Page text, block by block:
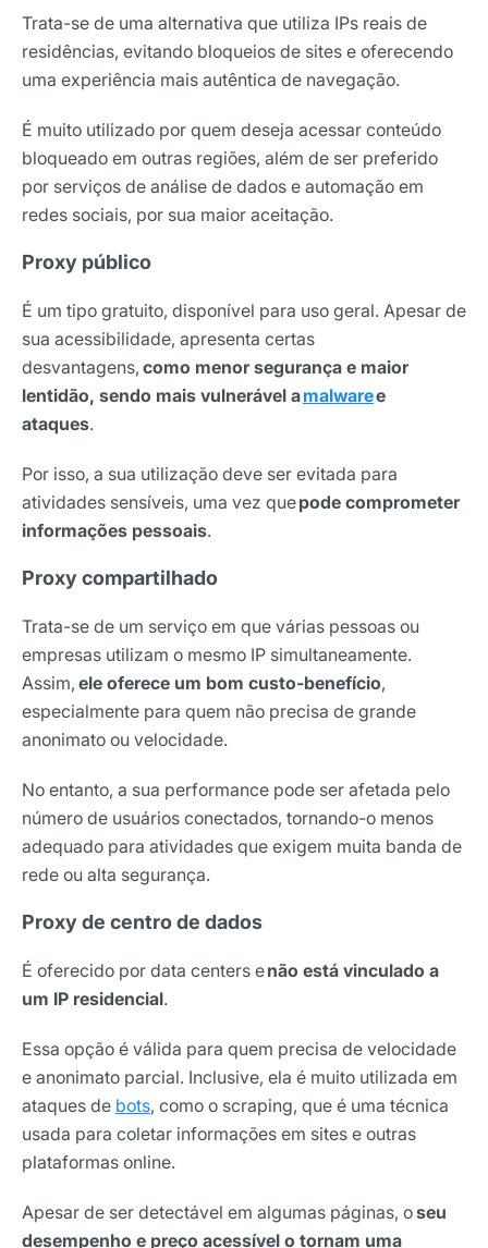
Trata-se de uma alternativa que utiliza IPs reais de
residências, evitando bloqueios de sites e oferecendo
uma experiência mais autêntica de navegação.
É muito utilizado por quem deseja acessar conteúdo
bloqueado em outras regiões, além de ser preferido
por serviços de análise de dados e automação em
redes sociais, por sua maior aceitação.
Proxy público
É um tipo gratuito, disponível para uso geral. Apesar de
sua acessibilidade, apresenta certas
desvantagens, como menor segurança e maior
lentidão, sendo mais vulnerável amalwaree
ataques.
Por isso, a sua utilização deve ser evitada para
atividades sensíveis, uma vez quepode comprometer
informações pessoais.
Proxy compartilhado
Trata-se de um serviço em que várias pessoas ou
empresas utilizam o mesmo IP simultaneamente.
Assim, ele oferece um bom custo-benefício,
especialmente para quem não precisa de grande
anonimato ou velocidade.
No entanto, a sua performance pode ser afetada pelo
número de usuários conectados, tornando-o menos
adequado para atividades que exigem muita banda de
rede ou alta segurança.
Proxy de centro de dados
É oferecido por data centers enão está vinculado a
um IP residencial.
Essa opção é válida para quem precisa de velocidade
e anonimato parcial. Inclusive, ela é muito utilizada em
ataques de bots, como o scraping, que é uma técnica
usada para coletar informações em sites e outras
plataformas online.
Apesar de ser detectável em algumas páginas, oseu
desempenho e preço acessível o tornam uma
Receba os melhores insights da Locaweb
Tendências e materiais exclusivos do mercado
digital que valem a leitura.